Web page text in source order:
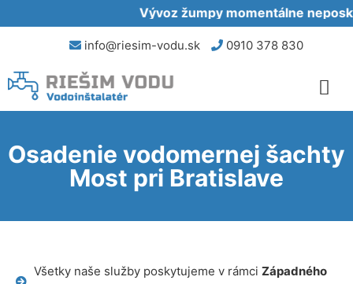
Vývoz žumpy momentálne
info@riesim-vodu.sk 0910 378 830
Osadenie vodomernej šachty
Most pri Bratislave
Všetky naše služby poskytujeme v rámci Západného